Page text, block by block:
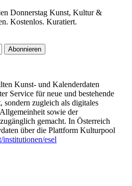
Donnerstag Kunst, Kultur &
Kostenlos. Kuratiert.
Abonnieren
Kunst- und Kalenderdaten
Service für neue und bestehende
sondern zugleich als digitales
sowie der
gemacht. In Österreich
über die Plattform Kulturpool
esel